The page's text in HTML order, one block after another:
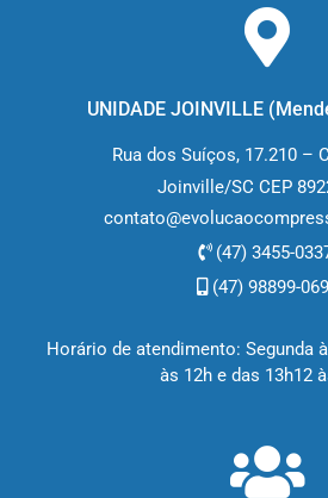
UNIDADE JOINVILLE (M
Rua dos Suíços, 17.210 –
Joinville/SC CEP
(47) 3455-
(47) 98899-
Horário de atendimento: Segunda
às 12h e das 13h12